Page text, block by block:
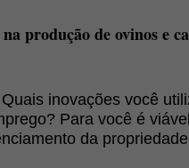
produção de ovinos e
inovações você
Para você é
da